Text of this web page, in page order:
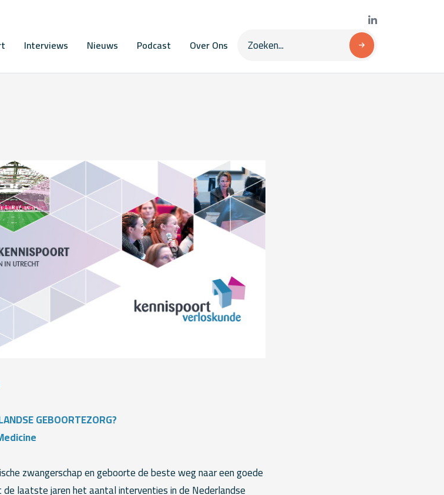
Interviews Nieuws Podcast Over Ons
GEBOORTEZORG?
zwangerschap en geboorte de beste weg naar een goede
laatste jaren het aantal interventies in de Nederlandse